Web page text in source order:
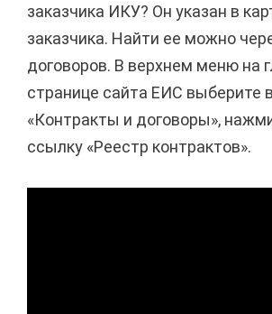
заказчика ИКУ? Он указан в
заказчика. Найти ее можно
договоров. В верхнем меню на
странице сайта ЕИС выберите
«Контракты и договоры»,
ссылку «Реестр контрактов».